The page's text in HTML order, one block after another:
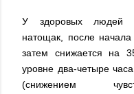
У здоровых людей
натощак, после
затем снижается на
уровне два-четыре
(снижением